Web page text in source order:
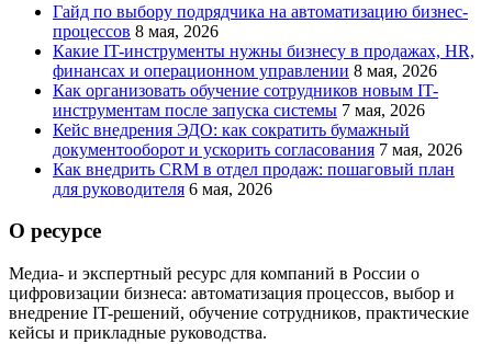
Гайд по выбору подрядчика на автоматизацию бизнес-
процессов 8 мая, 2026
Какие IT-инструменты нужны бизнесу в продажах, HR,
финансах и операционном управлении 8 мая, 2026
Как организовать обучение сотрудников новым IT-
инструментам после запуска системы 7 мая, 2026
Кейс внедрения ЭДО: как сократить бумажный
документооборот и ускорить согласования 7 мая, 2026
Как внедрить CRM в отдел продаж: пошаговый план
для руководителя 6 мая, 2026
О ресурсе
Медиа- и экспертный ресурс для компаний в России о
цифровизации бизнеса: автоматизация процессов, выбор и
внедрение IT-решений, обучение сотрудников, практические
кейсы и прикладные руководства.